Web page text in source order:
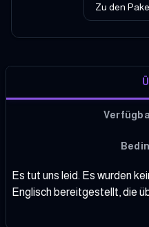
Zu den
Es tut uns leid. Es wurden
Englisch bereitgestellt, die